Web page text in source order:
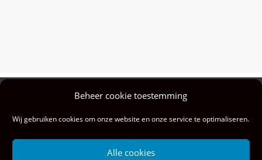
Beheer cookie toestemming
Wij gebruiken cookies om onze website en onze service te optimaliseren.
Alle cookies
gebruiken, ga je akkoord met het gebruik hiervan.